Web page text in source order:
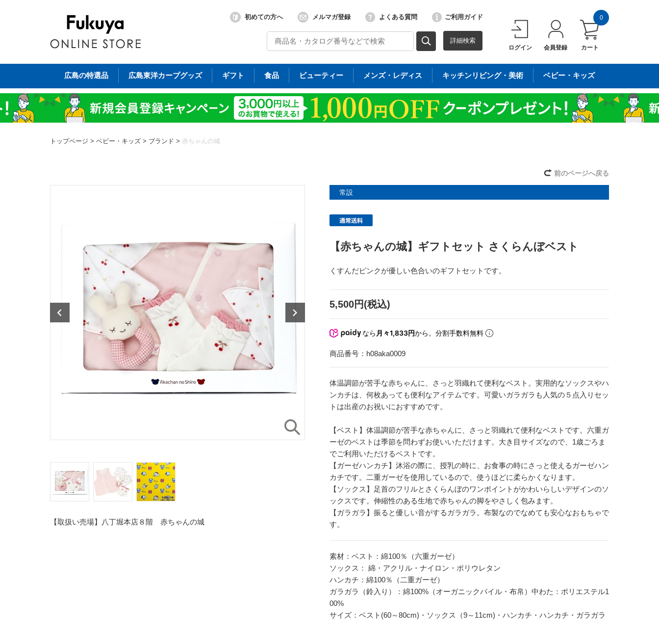
詳細検索
初めての方へ メルマガ登録 よくある質問 ご利用ガイド
ログイン 会員登録 カート
0
広島の特選品 広島東洋カープグッズ ギフト 食品 ビューティー メンズ・レディス キッチンリビング・美術 ベビー・キッズ
トップページ > ベビー・キッズ > ブランド > 赤ちゃんの城
前のページへ戻る
【取扱い売場】八丁堀本店８階 赤ちゃんの城
常設
【赤ちゃんの城】ギフトセット さくらんぼベスト
くすんだピンクが優しい色合いのギフトセットです。
5,500円(税込)
なら 月々1,833円から。分割手数料無料
商品番号： h08aka0009
体温調節が苦手な赤ちゃんに、さっと羽織れて便利なベスト。実用的なソックスやハ
ンカチは、何枚あっても便利なアイテムです。可愛いガラガラも人気の５点入りセッ
トは出産のお祝いにおすすめです。
【ベスト】体温調節が苦手な赤ちゃんに、さっと羽織れて便利なベストです。六重ガ
ーゼのベストは季節を問わずお使いいただけます。大き目サイズなので、1歳ごろま
でご利用いただけるベストです。
【ガーゼハンカチ】沐浴の際に、授乳の時に、お食事の時にさっと使えるガーゼハン
カチです。二重ガーゼを使用しているので、使うほどに柔らかくなります。
【ソックス】足首のフリルとさくらんぼのワンポイントがかわいらしいデザインのソ
ックスです。伸縮性のある生地で赤ちゃんの脚をやさしく包みます。
【ガラガラ】振ると優しい音がするガラガラ。布製なのでなめても安心なおもちゃで
す。
素材：ベスト：綿100％（六重ガーゼ）
ソックス： 綿・アクリル・ナイロン・ポリウレタン
ハンカチ：綿100％（二重ガーゼ）
ガラガラ（鈴入り）：綿100%（オーガニックパイル・布帛）中わた：ポリエステル1
00%
サイズ：ベスト(60～80cm)・ソックス（9～11cm)・ハンカチ・ハンカチ・ガラガラ